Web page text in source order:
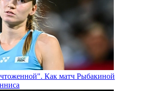
Как матч Рыбакиной